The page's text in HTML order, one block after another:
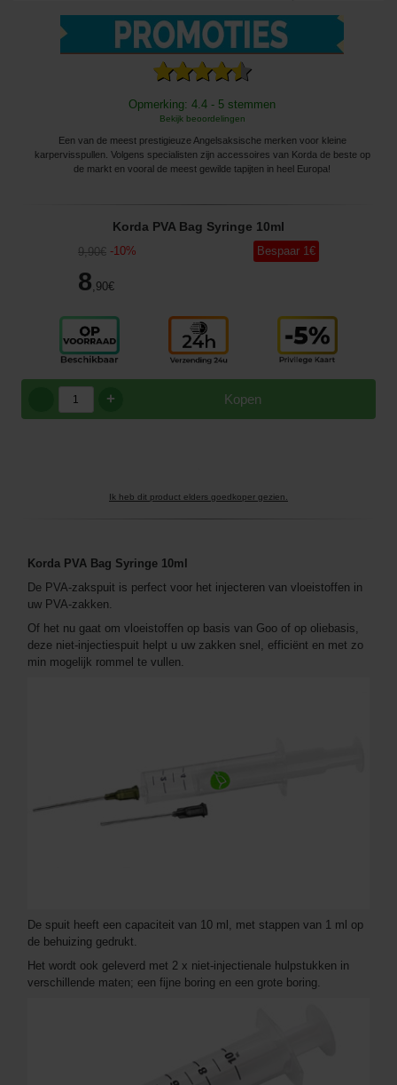
Opmerking: 4.4 - 5 stemmen
Bekijk beoordelingen
Een van de meest prestigieuze Angelsaksische merken voor kleine
karpervisspullen. Volgens specialisten zijn accessoires van Korda de beste op
de markt en vooral de meest gewilde tapijten in heel Europa!
Korda PVA Bag Syringe 10ml
9,90€ -10%
8 ,90€
Bespaar 1€
Kopen
+
Ik heb dit product elders goedkoper gezien.
Korda PVA Bag Syringe 10ml
De PVA-zakspuit is perfect voor het injecteren van vloeistoffen in
uw PVA-zakken.
Of het nu gaat om vloeistoffen op basis van Goo of op oliebasis,
deze niet-injectiespuit helpt u uw zakken snel, efficiënt en met zo
min mogelijk rommel te vullen.
De spuit heeft een capaciteit van 10 ml, met stappen van 1 ml op
de behuizing gedrukt.
Het wordt ook geleverd met 2 x niet-injectienale hulpstukken in
verschillende maten; een fijne boring en een grote boring.